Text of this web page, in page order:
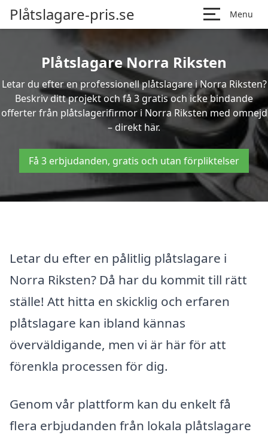
Plåtslagare-pris.se Menu
Plåtslagare Norra Riksten
Letar du efter en professionell plåtslagare i Norra Riksten?
Beskriv ditt projekt och få 3 gratis och icke bindande
offerter från plåtslagerifirmor i Norra Riksten med omnejd
– direkt här.
Få 3 erbjudanden, gratis och utan förpliktelser
Letar du efter en pålitlig plåtslagare i
Norra Riksten? Då har du kommit till rätt
ställe! Att hitta en skicklig och erfaren
plåtslagare kan ibland kännas
överväldigande, men vi är här för att
förenkla processen för dig.
Genom vår plattform kan du enkelt få
flera erbjudanden från lokala plåtslagare